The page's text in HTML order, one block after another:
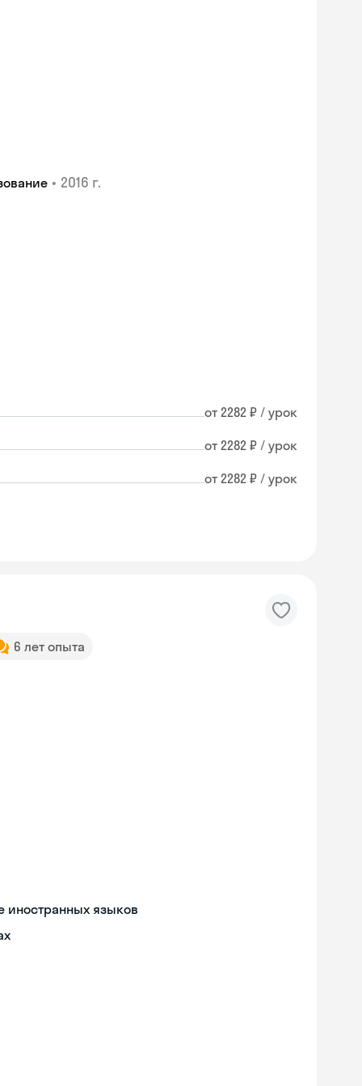
• 2016 г.
от 2282 ₽ / урок
от 2282 ₽ / урок
от 2282 ₽ / урок
6 лет опыта
иностранных языков